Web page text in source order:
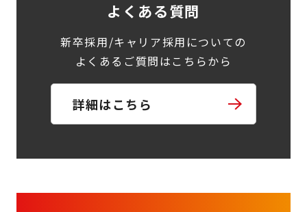
よくある質問
新卒採用/キャリア採用についての
よくあるご質問はこちらから
詳細はこちら